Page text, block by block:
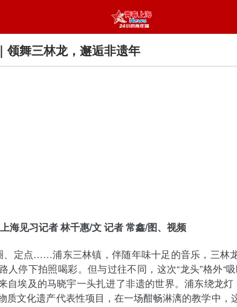
领舞三林龙，邂逅非遗年
海见习记者 林千惠/文 记者 常鑫/图、视频
、定点……浦东三林镇，伴随年味十足的音乐，三林
人停下拍照喝彩。但与过往不同，这次“龙头”格外“吸
自埃及的马晓宇一头扎进了非遗的世界。浦东绕龙灯
质文化遗产代表性项目，在一场酣畅淋漓的教学中，